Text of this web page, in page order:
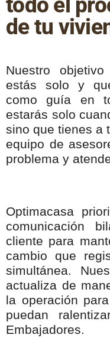
todo el
de tu
Nuestro
estás solo y
como guía en
estarás solo
sino que tienes a
equipo de
problema y
Optimacasa
comunicación
cliente para
cambio que
simultánea.
actualiza de
la operación
puedan
Embajadores.